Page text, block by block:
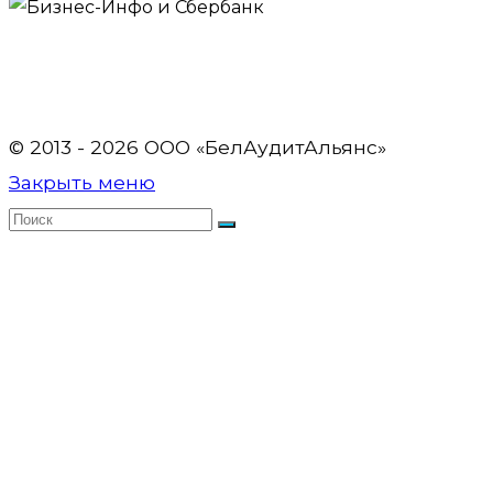
© 2013 - 2026 OOO «БелАудитАльянс»
Закрыть меню